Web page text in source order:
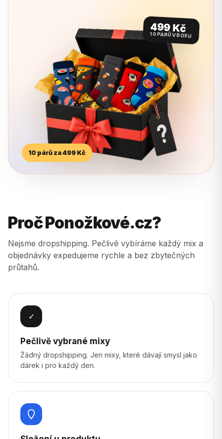
499 Kč
10 PÁRŮ V BOXU
10 párů za 499 Kč
Proč Ponožkové.cz?
Nejsme dropshipping. Pečlivě vybíráme každý mix a
objednávky expedujeme rychle a bez zbytečných
průtahů.
✓
Pečlivě vybrané mixy
Žádný dropshipping. Jen mixy, které dávají smysl jako
dárek i pro každý den.